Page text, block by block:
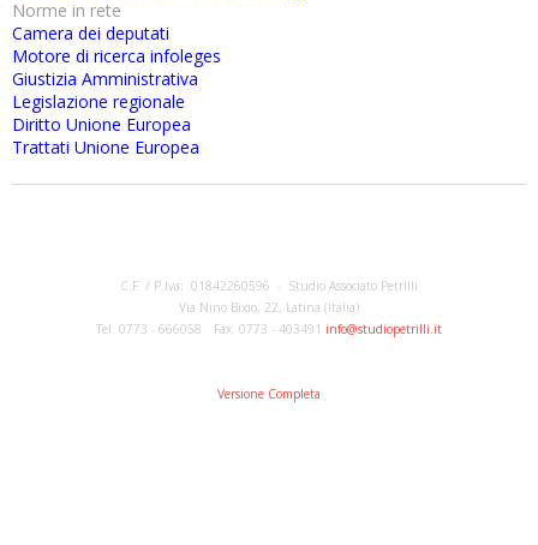
Norme in rete
Camera dei deputati
Motore di ricerca infoleges
Giustizia Amministrativa
Legislazione regionale
Diritto Unione Europea
Trattati Unione Europea
C.F. / P.Iva: 01842260596 - Studio Associato Petrilli
Via Nino Bixio, 22, Latina (Italia)
Tel: 0773 - 666058 Fax: 0773 - 403491 info@studiopetrilli.it
Versione Completa